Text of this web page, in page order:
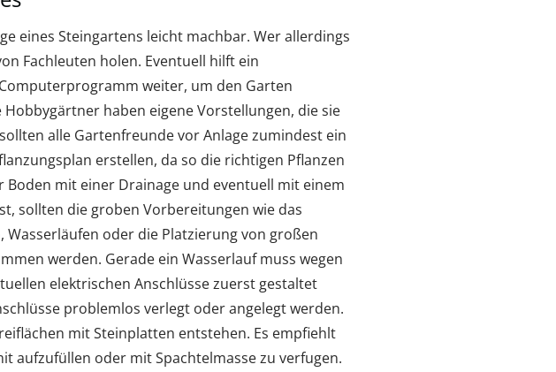
eines Steingartens leicht machbar. Wer allerdings
Fachleuten holen. Eventuell hilft ein
weiter, um den Garten
haben eigene Vorstellungen, die sie
alle Gartenfreunde vor Anlage zumindest ein
erstellen, da so die richtigen Pflanzen
Boden mit einer Drainage und eventuell mit einem
sollten die groben Vorbereitungen wie das
oder die Platzierung von großen
werden. Gerade ein Wasserlauf muss wegen
elektrischen Anschlüsse zuerst gestaltet
problemlos verlegt oder angelegt werden.
mit Steinplatten entstehen. Es empfiehlt
aufzufüllen oder mit Spachtelmasse zu verfugen.